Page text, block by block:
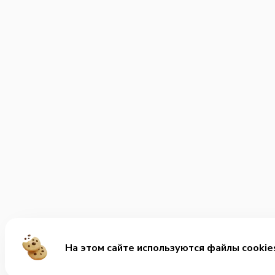
На этом сайте используются файлы